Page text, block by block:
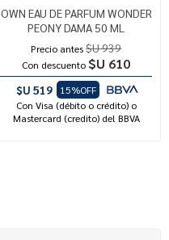
OWN EAU DE PARFUM WONDER
PEONY DAMA 50 ML
Precio antes$U 939
Con descuento $U 610
$U 519
15%OFF
Con Visa (débito o crédito) o
Mastercard (credito) del BBVA